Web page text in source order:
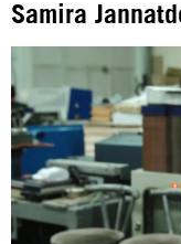
Samira